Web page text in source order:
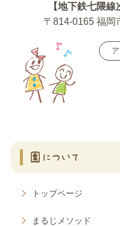
【地下鉄七隈
〒814-0165 福岡
園について
トップページ
まるじメソッド